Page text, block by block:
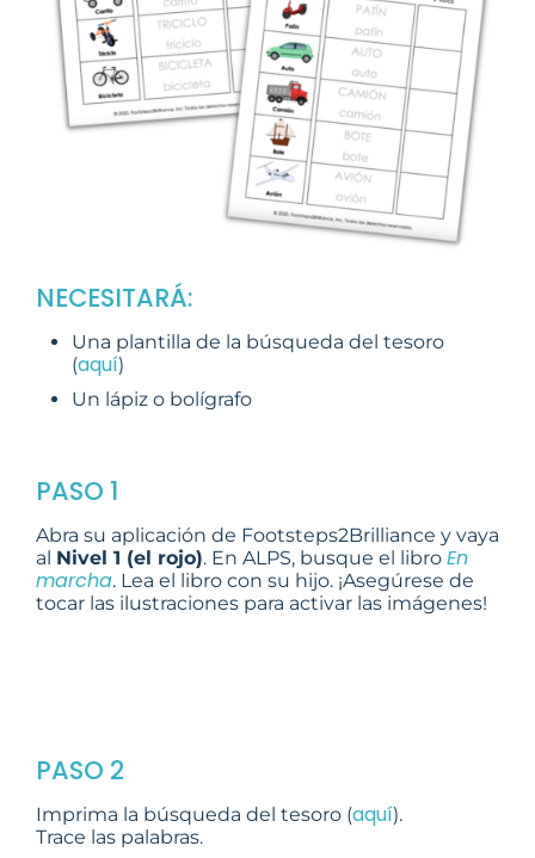
NECESITARÁ:
Una plantilla de la búsqueda del tesoro
(aquí)
Un lápiz o bolígrafo
PASO 1
Abra su aplicación de Footsteps2Brilliance y vaya
al Nivel 1 (el rojo). En ALPS, busque el libro En
marcha. Lea el libro con su hijo. ¡Asegúrese de
tocar las ilustraciones para activar las imágenes!
PASO 2
Imprima la búsqueda del tesoro (aquí).
Trace las palabras.